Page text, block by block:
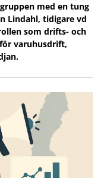
med en tung
Lindahl, tidigare vd
som drifts- och
varuhusdrift,